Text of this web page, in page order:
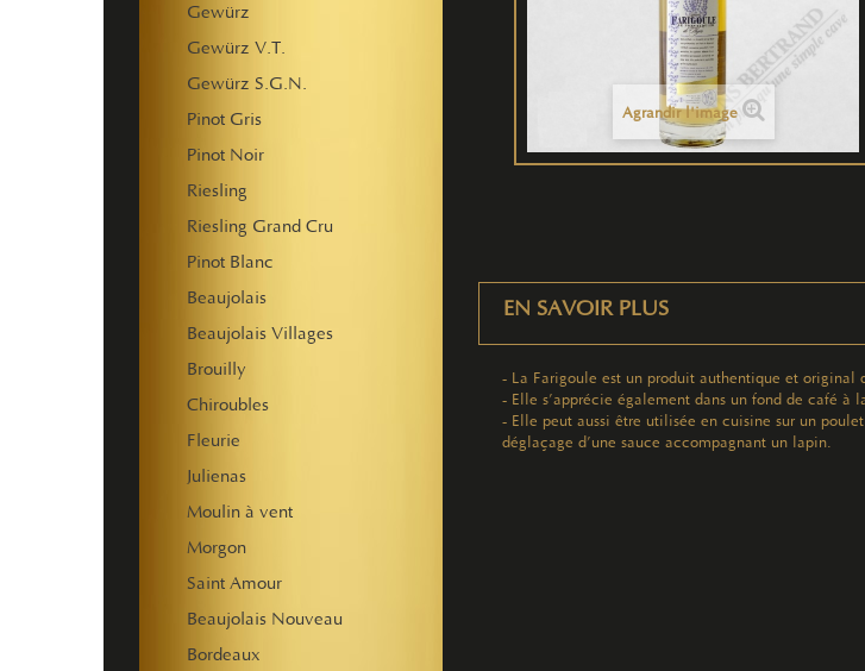
Gewürz
Gewürz V.T.
Gewürz S.G.N.
Pinot Gris
Pinot Noir
Riesling
Riesling Grand Cru
Pinot Blanc
Beaujolais
Beaujolais Villages
Brouilly
Chiroubles
Fleurie
Julienas
Moulin à vent
Morgon
Saint Amour
Beaujolais Nouveau
Bordeaux
Agrandir l'image
EN SAVOIR PLUS
- La Farigoule est un produit authentique et original
- Elle s’apprécie également dans un fond de café à
- Elle peut aussi être utilisée en cuisine sur un
déglaçage d’une sauce accompagnant un lapin.